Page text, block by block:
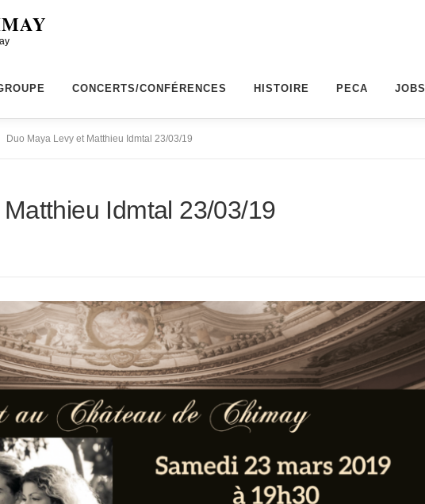
CONCERTS/CONFÉRENCES HISTOIRE PECA JOBS
Duo Maya Levy et Matthieu Idmtal 23/03/19
Idmtal 23/03/19